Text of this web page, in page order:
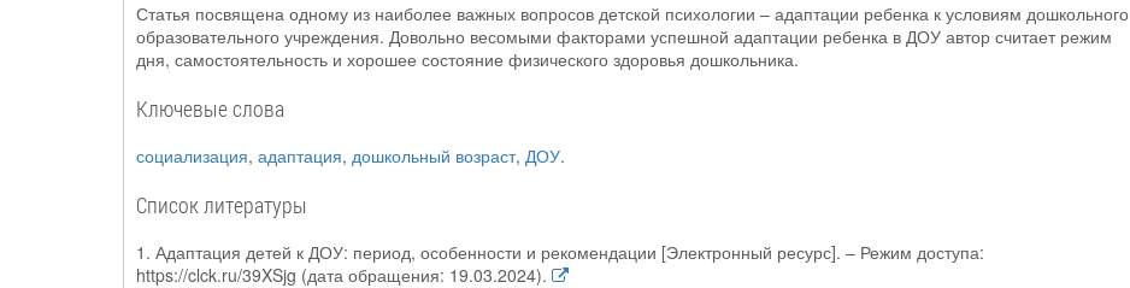
Статья посвящена одному из наиболее важных вопросов детской психологии – адаптации ребенка к условиям дошкольного
образовательного учреждения. Довольно весомыми факторами успешной адаптации ребенка в ДОУ автор считает режим
дня, самостоятельность и хорошее состояние физического здоровья дошкольника.
Ключевые слова
социализация, адаптация, дошкольный возраст, ДОУ.
Список литературы
1. Адаптация детей к ДОУ: период, особенности и рекомендации [Электронный ресурс]. – Режим доступа:
https://clck.ru/39XSjg (дата обращения: 19.03.2024).